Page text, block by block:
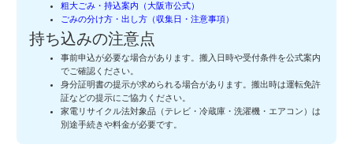
粗大ごみ・持込案内（大阪市公式）
ごみの分け方・出し方（収集日・注意事項）
持ち込みの注意点
事前申込が必要な場合があります。搬入日時や受付条件を公式案内
でご確認ください。
身分証明書の提示が求められる場合があります。搬出時は運転免許
証などの提示にご協力ください。
家電リサイクル法対象品（テレビ・冷蔵庫・洗濯機・エアコン）は
別途手続きや料金が必要です。